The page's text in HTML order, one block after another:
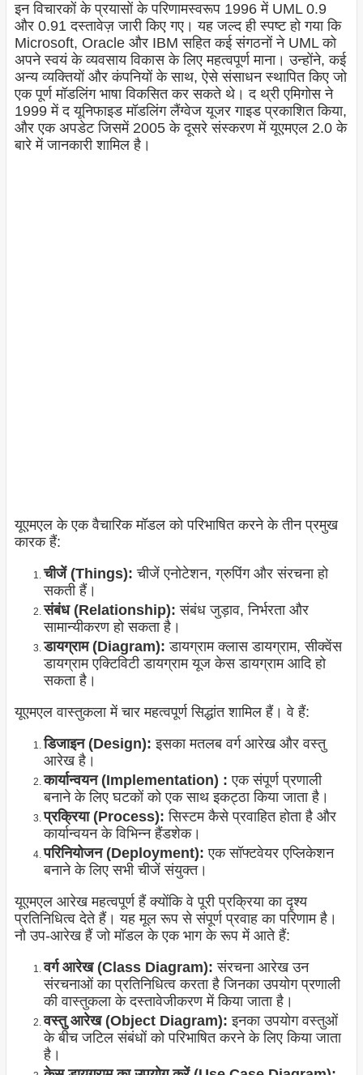
इन विचारकों के प्रयासों के परिणामस्वरूप 1996 में UML 0.9
और 0.91 दस्तावेज़ जारी किए गए। यह जल्द ही स्पष्ट हो गया कि
Microsoft, Oracle और IBM सहित कई संगठनों ने UML को
अपने स्वयं के व्यवसाय विकास के लिए महत्वपूर्ण माना। उन्होंने, कई
अन्य व्यक्तियों और कंपनियों के साथ, ऐसे संसाधन स्थापित किए जो
एक पूर्ण मॉडलिंग भाषा विकसित कर सकते थे। द थ्री एमिगोस ने
1999 में द यूनिफाइड मॉडलिंग लैंग्वेज यूजर गाइड प्रकाशित किया,
और एक अपडेट जिसमें 2005 के दूसरे संस्करण में यूएमएल 2.0 के
बारे में जानकारी शामिल है।
यूएमएल के एक वैचारिक मॉडल को परिभाषित करने के तीन प्रमुख
कारक हैं:
चीजें (Things): चीजें एनोटेशन, ग्रुपिंग और संरचना हो
सकती हैं।
संबंध (Relationship): संबंध जुड़ाव, निर्भरता और
सामान्यीकरण हो सकता है।
डायग्राम (Diagram): डायग्राम क्लास डायग्राम, सीक्वेंस
डायग्राम एक्टिविटी डायग्राम यूज केस डायग्राम आदि हो
सकता है।
यूएमएल वास्तुकला में चार महत्वपूर्ण सिद्धांत शामिल हैं। वे हैं:
डिजाइन (Design): इसका मतलब वर्ग आरेख और वस्तु
आरेख है।
कार्यान्वयन (Implementation) : एक संपूर्ण प्रणाली
बनाने के लिए घटकों को एक साथ इकट्ठा किया जाता है।
प्रक्रिया (Process): सिस्टम कैसे प्रवाहित होता है और
कार्यान्वयन के विभिन्न हैंडशेक।
परिनियोजन (Deployment): एक सॉफ्टवेयर एप्लिकेशन
बनाने के लिए सभी चीजें संयुक्त।
यूएमएल आरेख महत्वपूर्ण हैं क्योंकि वे पूरी प्रक्रिया का दृश्य
प्रतिनिधित्व देते हैं। यह मूल रूप से संपूर्ण प्रवाह का परिणाम है।
नौ उप-आरेख हैं जो मॉडल के एक भाग के रूप में आते हैं:
वर्ग आरेख (Class Diagram): संरचना आरेख उन
संरचनाओं का प्रतिनिधित्व करता है जिनका उपयोग प्रणाली
की वास्तुकला के दस्तावेजीकरण में किया जाता है।
वस्तु आरेख (Object Diagram): इनका उपयोग वस्तुओं
के बीच जटिल संबंधों को परिभाषित करने के लिए किया जाता
है।